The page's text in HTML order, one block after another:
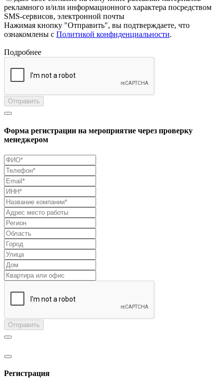
рекламного и/или информационного характера посредством
SMS-сервисов, электронной почты
Нажимая кнопку "Отправить", вы подтверждаете, что
ознакомлены с Политикой конфиденциальности.
Подробнее
Отправить
Форма регистрации на мероприятие через проверку
менеджером
Отправить
Регистрация